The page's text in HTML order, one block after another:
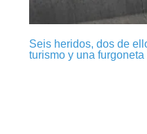
Seis heridos, dos de
turismo y una